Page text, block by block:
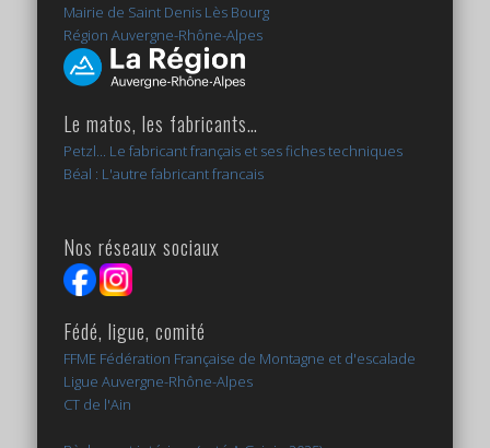
Mairie de Saint Denis Lès Bourg
Région Auvergne-Rhône-Alpes
Le matos, les fabricants…
Petzl... Le fabricant français et ses fiches techniques
Béal : L'autre fabricant francais
Nos réseaux sociaux
Fédé, ligue, comité
FFME Fédération Française de Montagne et d'escalade
Ligue Auvergne-Rhône-Alpes
CT de l'Ain